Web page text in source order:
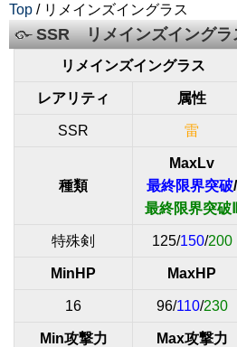
Top / リメインズイングラス
SSR リメインズイング
リメインズイングラス
レアリティ 属性
SSR 雷
種類
MaxLv
最終限界突破/
最終限界突破Ⅱ
特殊剣 125/150/200
MinHP MaxHP
16 96/110/230
Min攻撃力 Max攻撃力